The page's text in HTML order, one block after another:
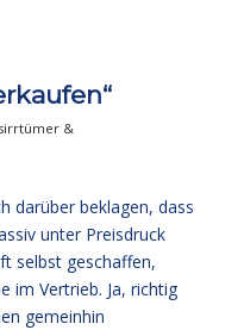
&
darüber beklagen, dass
unter Preisdruck
selbst geschaffen,
im Vertrieb. Ja, richtig
gemeinhin